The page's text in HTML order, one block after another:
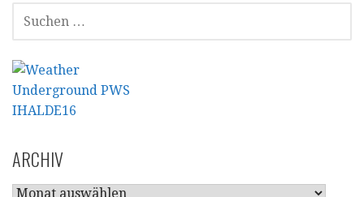
SUCHEN
NACH:
ARCHIV
ARCHIV